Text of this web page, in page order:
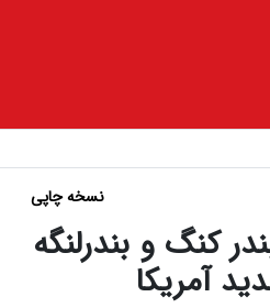
نسخه چاپی
کنگ و بندرلنگه
آمریکا